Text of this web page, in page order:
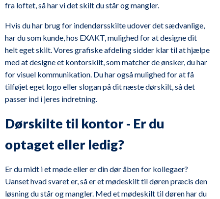
fra loftet, så har vi det skilt du står og mangler.
Hvis du har brug for indendørsskilte udover det sædvanlige,
har du som kunde, hos EXAKT, mulighed for at designe dit
helt eget skilt. Vores grafiske afdeling sidder klar til at hjælpe
med at designe et kontorskilt, som matcher de ønsker, du har
for visuel kommunikation. Du har også mulighed for at få
tilføjet eget logo eller slogan på dit næste dørskilt, så det
passer ind i jeres indretning.
Dørskilte til kontor - Er du
optaget eller ledig?
Er du midt i et møde eller er din dør åben for kollegaer?
Uanset hvad svaret er, så er et mødeskilt til døren præcis den
løsning du står og mangler. Med et mødeskilt til døren har du